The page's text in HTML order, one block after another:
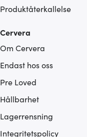
Produktåterkallelse
Cervera
Om Cervera
Endast hos oss
Pre Loved
Hållbarhet
Lagerrensning
Integritetspolicy